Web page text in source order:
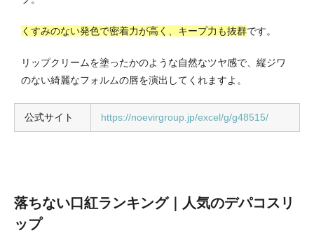
くすみのない発色で密着力が高く、キープ力も抜群です。
リップクリームを塗ったかのような自然なツヤ感で、縦ジワ
のない綺麗なフォルムの唇を演出してくれますよ。
公式サイト https://noevirgroup.jp/excel/g/g48515/
落ちない口紅ランキング｜人気のデパコスリ
ップ